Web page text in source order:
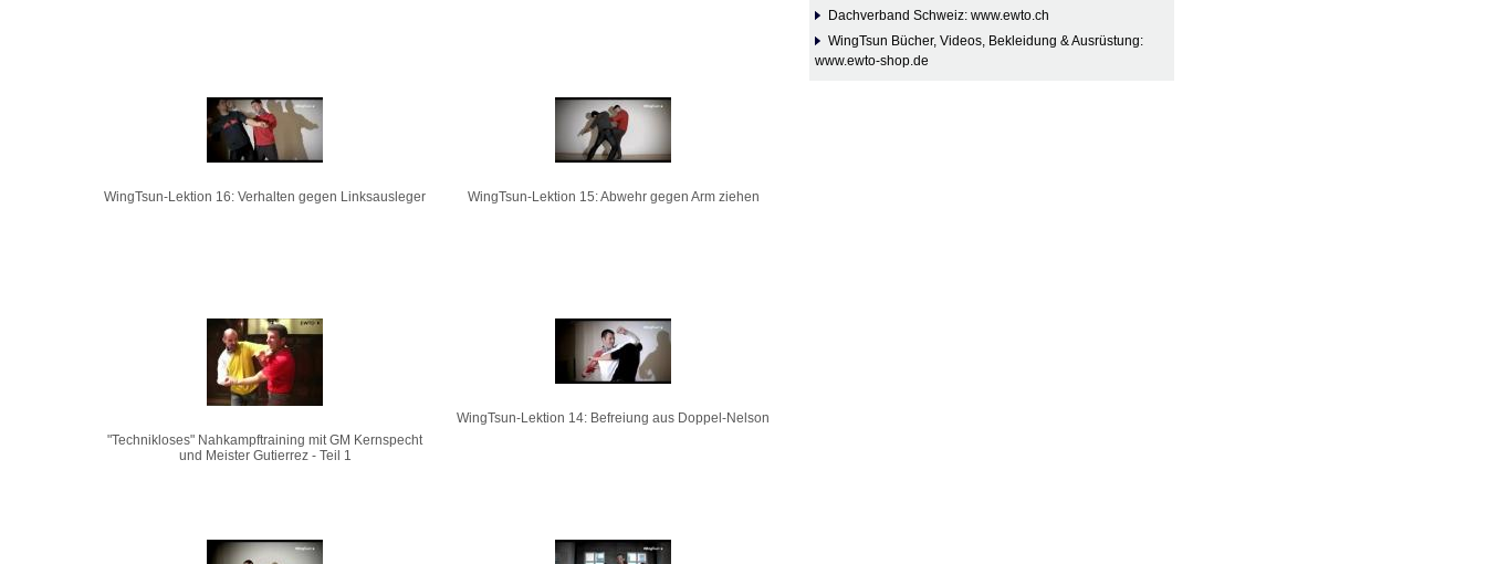
WingTsun-Lektion 16: Verhalten gegen Linksausleger WingTsun-Lektion 15: Abwehr gegen Arm ziehen
"Technikloses" Nahkampftraining mit GM Kernspecht
und Meister Gutierrez - Teil 1
WingTsun-Lektion 14: Befreiung aus Doppel-Nelson
Dachverband Schweiz: www.ewto.ch
WingTsun Bücher, Videos, Bekleidung & Ausrüstung:
www.ewto-shop.de